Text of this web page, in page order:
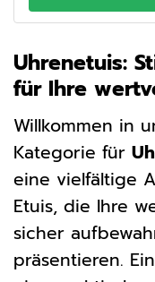
Uhrenetuis:
für Ihre
Willkommen in
Kategorie für
eine vielfältige
Etuis, die Ihre
sicher
präsentieren. Ein